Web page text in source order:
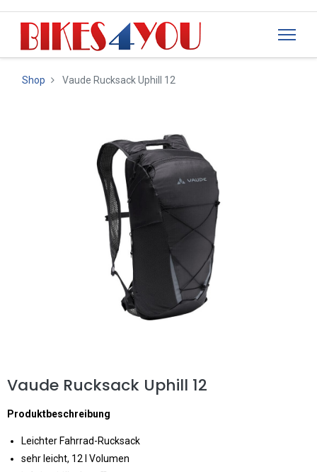
Shop Vaude Rucksack Uphill 12
Vaude Rucksack Uphill 12
Produktbeschreibung
Leichter Fahrrad-Rucksack
sehr leicht, 12 l Volumen